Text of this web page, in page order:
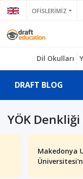
OFİSLERİMİZ
Dil Okulları
DRAFT BLOG
YÖK
Makedonya